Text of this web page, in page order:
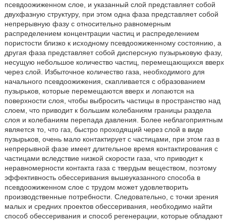
псевдоожиженном слое, и указанный слой представляет собой
двухфазную структуру, при этом одна фаза представляет собой
непрерывную фазу с относительно равномерным
распределением концентрации частиц и распределением
пористости близко к исходному псевдоожиженному состоянию, а
другая фаза представляет собой дисперсную пузырьковую фазу,
несущую небольшое количество частиц, перемещающихся вверх
через слой. Избыточное количество газа, необходимого для
начального псевдоожижения, скапливается с образованием
пузырьков, которые перемещаются вверх и лопаются на
поверхности слоя, чтобы выбросить частицы в пространство над
слоем, что приводит к большим колебаниям границы раздела
слоя и колебаниям перепада давления. Более неблагоприятным
является то, что газ, быстро проходящий через слой в виде
пузырьков, очень мало контактирует с частицами, при этом газ в
непрерывной фазе имеет длительное время контактирования с
частицами вследствие низкой скорости газа, что приводит к
неравномерности контакта газа с твердым веществом, поэтому
эффективность обессеривания вышеуказанного способа в
псевдоожиженном слое с трудом может удовлетворить
производственные потребности. Следовательно, с точки зрения
малых и средних проектов обессеривания, необходимо найти
способ обессеривания и способ регенерации, которые обладают